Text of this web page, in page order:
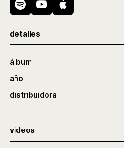
detalles
álbum
año
distribuidora
videos